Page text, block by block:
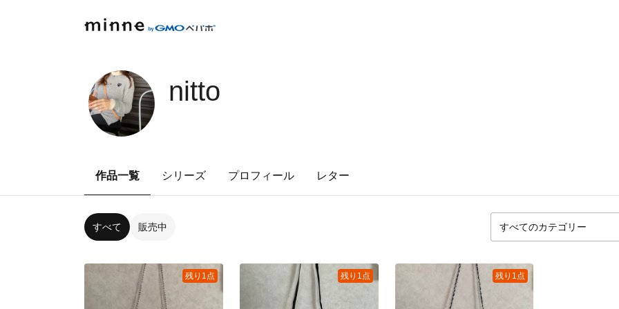
nitto
作品一覧 シリーズ プロフィール レター
すべて 販売中
残り1点 残り1点 残り1点